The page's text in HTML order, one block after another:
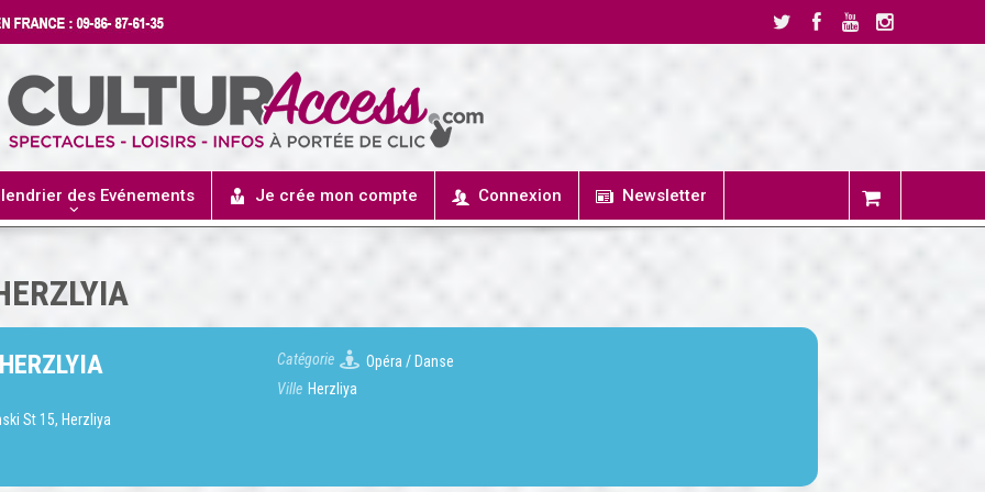
des Evénements Je crée mon compte Connexion Newsletter
St 15, Herzliya
Catégorie
Opéra / Danse
Ville Herzliya